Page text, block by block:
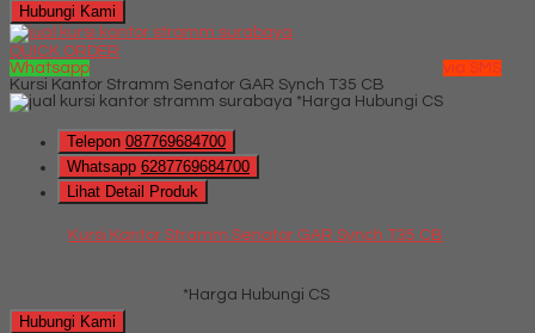
Hubungi Kami
QUICK ORDER
Whatsapp
via SMS
Kursi Kantor Stramm Senator GAR Synch T35 CB
*Harga Hubungi CS
Telepon 087769684700
Whatsapp 6287769684700
Lihat Detail Produk
Kursi Kantor Stramm Senator GAR Synch T35 CB
*Harga Hubungi CS
Hubungi Kami